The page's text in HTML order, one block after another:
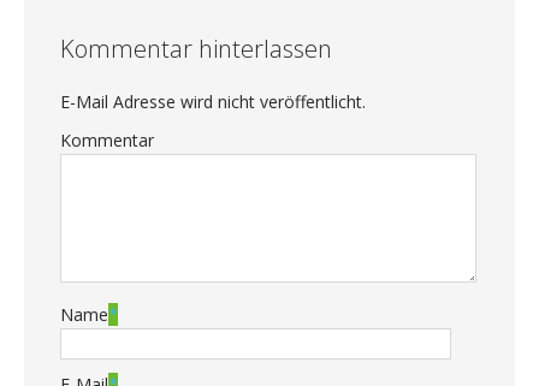
Kommentar hinterlassen
E-Mail Adresse wird nicht veröffentlicht.
Kommentar
Name*